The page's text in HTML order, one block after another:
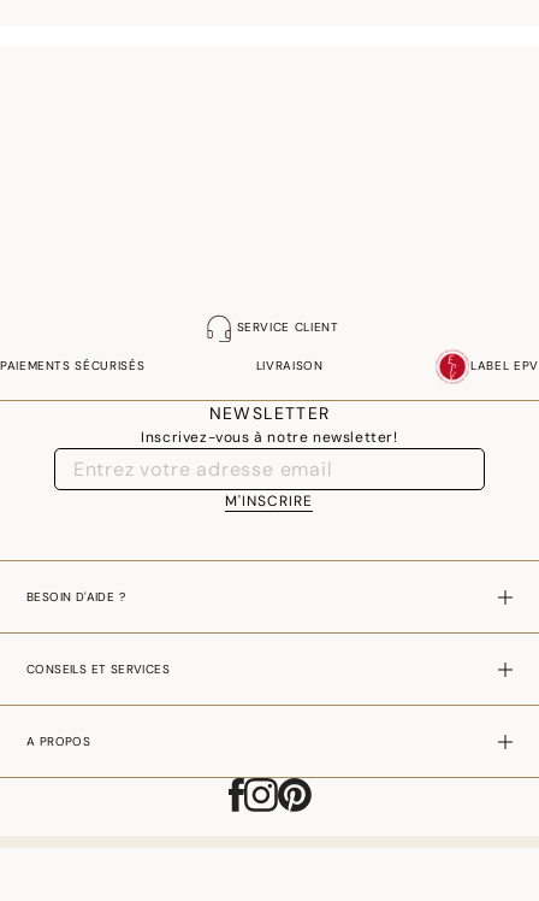
AJOUTER AU PANIER
SERVICE CLIENT
PAIEMENTS SÉCURISÉS LIVRAISON LABEL EPV
NEWSLETTER
Inscrivez-vous à notre newsletter!
M'INSCRIRE
BESOIN D'AIDE ?
CONSEILS ET SERVICES
A PROPOS